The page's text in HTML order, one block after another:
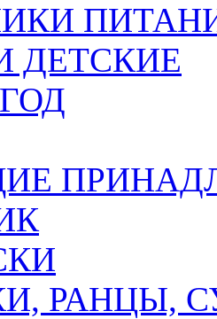
ДЕТСКИЕ
РАНЦЫ,